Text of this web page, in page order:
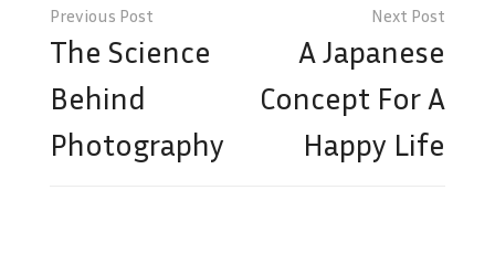
navigation
The Science
Behind
Photography
A Japanese
Concept For A
Happy Life